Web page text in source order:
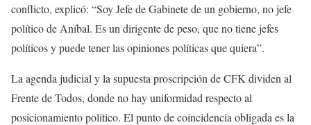
conflicto, explicó: “Soy Jefe de Gabinete de un gobierno, no jefe
político de Aníbal. Es un dirigente de peso, que no tiene jefes
políticos y puede tener las opiniones políticas que quiera”.
La agenda judicial y la supuesta proscripción de CFK dividen al
Frente de Todos, donde no hay uniformidad respecto al
posicionamiento político. El punto de coincidencia obligada es la